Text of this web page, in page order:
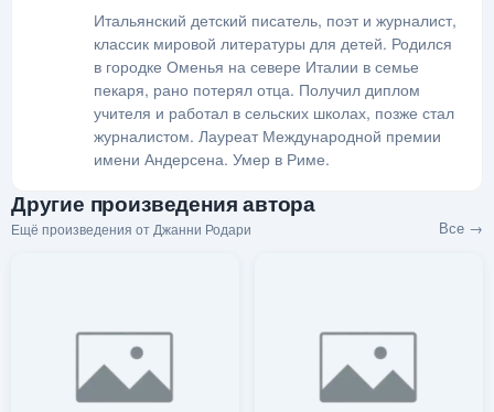
Итальянский детский писатель, поэт и журналист,
классик мировой литературы для детей. Родился
в городке Оменья на севере Италии в семье
пекаря, рано потерял отца. Получил диплом
учителя и работал в сельских школах, позже стал
журналистом. Лауреат Международной премии
имени Андерсена. Умер в Риме.
Другие произведения автора
Ещё произведения от Джанни Родари Все →